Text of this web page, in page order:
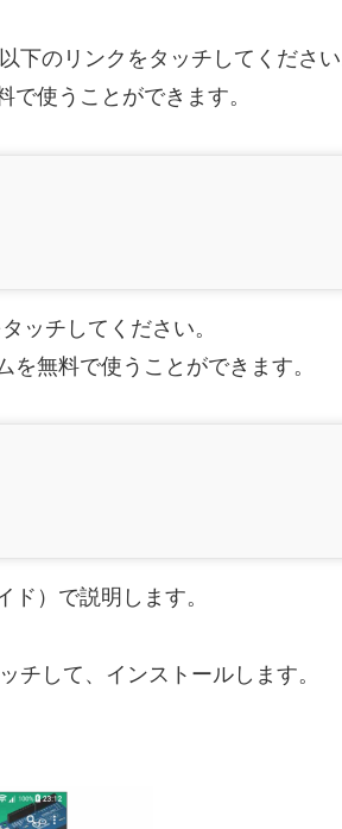
下のリンクをタッチしてください
使うことができます。
ッチしてください。
無料で使うことができます。
）で説明します。
チして、インストールします。